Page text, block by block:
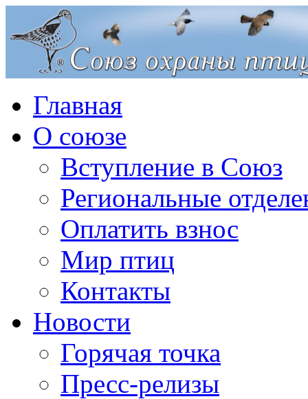
Главная
О союзе
Вступление в Союз
Региональные
Оплатить взнос
Мир птиц
Контакты
Новости
Горячая точка
Пресс-релизы